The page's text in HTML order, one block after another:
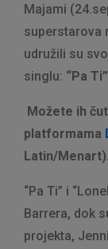
Majami
superstarova
udružili su
singlu: “Pa
Možete ih
platformama
Latin/Menart).
“Pa Ti” i
Barrera, dok
projekta,